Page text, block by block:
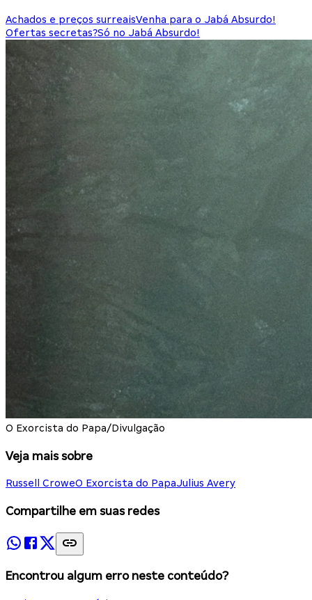
Achados e preços surreaisVenha para o Jabá Absurdo!
Ofertas secretas?Só no Jabá Absurdo!
O Exorcista do Papa/Divulgação
Veja mais sobre
Russell CroweO Exorcista do PapaJulius Avery
Compartilhe em suas redes
Encontrou algum erro neste conteúdo?